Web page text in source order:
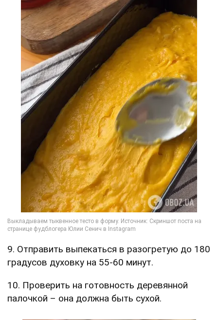
9. Отправить выпекаться в разогретую до 180
градусов духовку на 55-60 минут.
10. Проверить на готовность деревянной
палочкой – она должна быть сухой.